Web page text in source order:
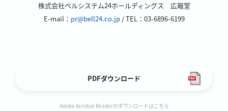
株式会社ベルシステム24ホールディングス 広報室
E-mail： pr@bell24.co.jp/ TEL：03-6896-6199
PDFダウンロード
Adobe Acrobat Readerのダウンロードはこちら